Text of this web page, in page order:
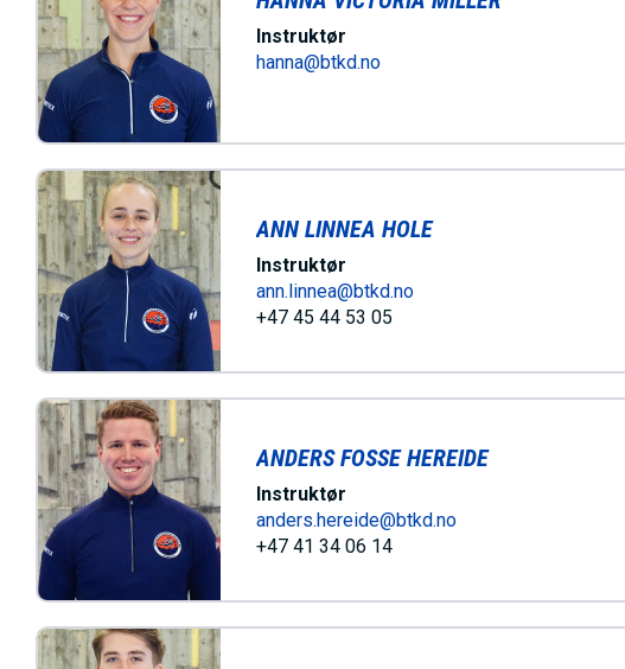
Instruktør
hanna@btkd.no
ANN LINNEA HOLE
Instruktør
ann.linnea@btkd.no
+47 45 44 53 05
ANDERS FOSSE HEREIDE
Instruktør
anders.hereide@btkd.no
+47 41 34 06 14